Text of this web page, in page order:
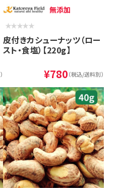
無添加
皮付きカシューナッツ（ロー
スト・食塩）【220g】
¥780（税込/送料別）